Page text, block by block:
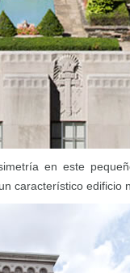
en este
característico edificio